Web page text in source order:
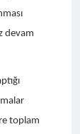
devam
toplam